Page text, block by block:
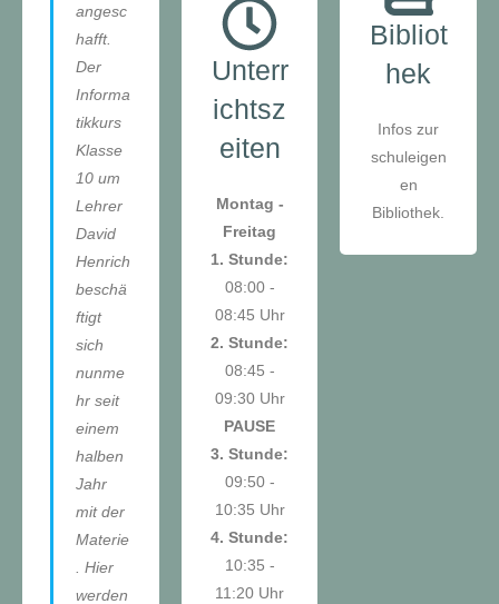
Unterr
ichtsz
eiten
Montag -
Freitag
1. Stunde:
08:00 -
08:45 Uhr
2. Stunde:
08:45 -
09:30 Uhr
PAUSE
3. Stunde:
09:50 -
10:35 Uhr
4. Stunde:
10:35 -
11:20 Uhr
angesc
hafft.
Der
Informa
tikkurs
Klasse
10 um
Lehrer
David
Henrich
beschä
ftigt
sich
nunme
hr seit
einem
halben
Jahr
mit der
Materie
. Hier
werden
Bibliot
hek
Infos zur
schuleigen
en
Bibliothek.